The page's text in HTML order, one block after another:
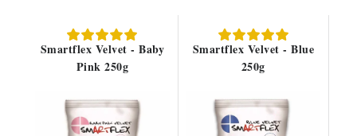
Smartflex Velvet - Baby
Pink 250g
Smartflex Velvet - Blue
250g